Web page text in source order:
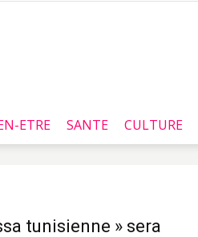
ETRE SANTE CULTURE
tunisienne » sera